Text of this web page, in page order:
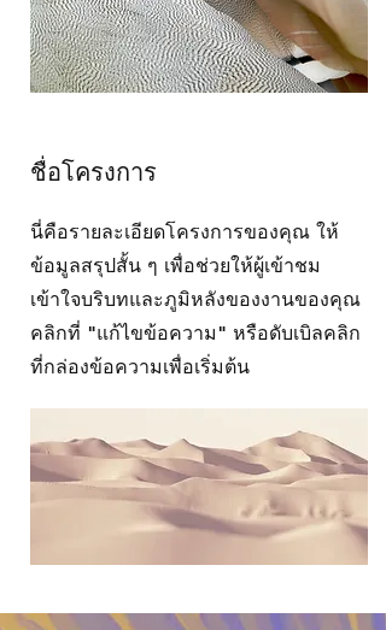
ชื่อโครงการ
นี่คือรายละเอียดโครงการของคุณ ให้
ข้อมูลสรุปสั้น ๆ เพื่อช่วยให้ผู้เข้าชม
เข้าใจบริบทและภูมิหลังของงานของคุณ
คลิกที่ "แก้ไขข้อความ" หรือดับเบิลคลิก
ที่กล่องข้อความเพื่อเริ่มต้น